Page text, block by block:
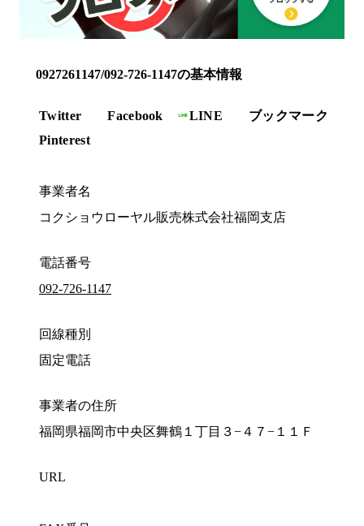
0927261147/092-726-1147の基本情報
Twitter Facebook LINE
ブックマーク
Pinterest
事業者名
コクショウローヤル販売株式会社福岡支店
電話番号
092-726-1147
回線種別
固定電話
事業者の住所
福岡県福岡市中央区舞鶴１丁目３−４７−１１Ｆ
URL